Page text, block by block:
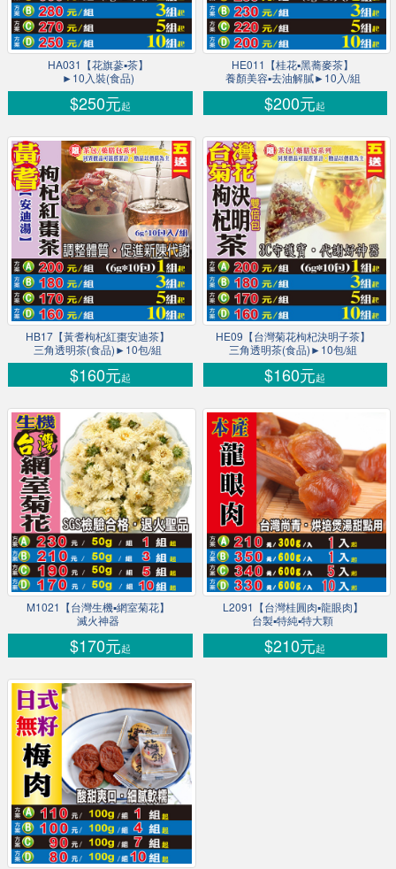
HA031【花旗蔘▪茶】
►10入裝(食品)
$250元起
HE011【桂花▪黑蕎麥茶】
養顏美容▪去油解膩►10入/組
$200元起
HB17【黃耆枸杞紅棗安迪茶】
三角透明茶(食品)►10包/組
$160元起
HE09【台灣菊花枸杞決明子茶】
三角透明茶(食品)►10包/組
$160元起
M1021【台灣生機▪網室菊花】
滅火神器
$170元起
L2091【台灣桂圓肉▪龍眼肉】
台製▪特純▪特大顆
$210元起